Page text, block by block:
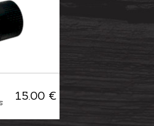
15.00 €